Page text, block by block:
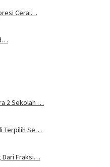
Cerai…
2 Sekolah …
Terpilih Se…
Dari Fraksi…